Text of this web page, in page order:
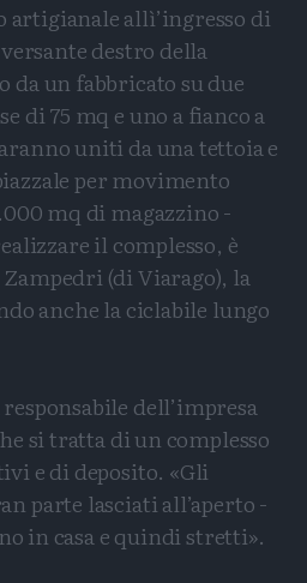
artigianale allì’ingresso di
destro della
da un fabbricato su due
di 75 mq e uno a fianco a
uniti da una tettoia e
per movimento
mq di magazzino -
il complesso, è
(di Viarago), la
anche la ciclabile lungo
dell’impresa
si tratta di un complesso
e di deposito. «Gli
parte lasciati all’aperto -
in casa e quindi stretti».